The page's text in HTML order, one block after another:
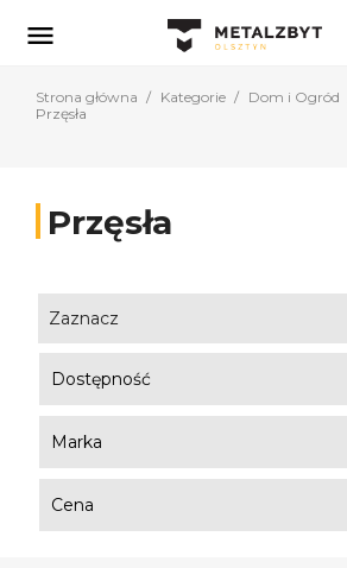

Strona główna Kategorie Dom i Ogród
Przęsła
Przęsła
Zaznacz
Dostępność
Marka
Cena